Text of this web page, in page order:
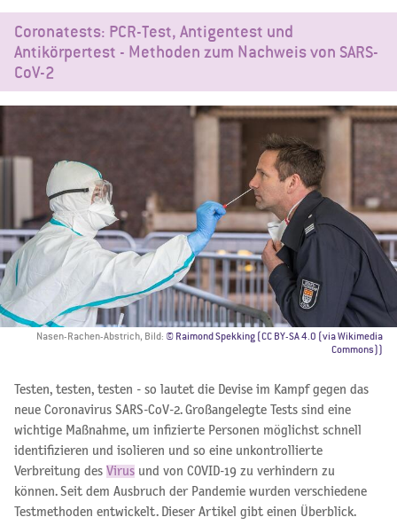
Coronatests: PCR-Test, Antigentest und
Antikörpertest - Methoden zum Nachweis von SARS-
CoV-2
Nasen-Rachen-Abstrich, Bild: © Raimond Spekking (CC BY-SA 4.0 (via Wikimedia
Commons))
Testen, testen, testen - so lautet die Devise im Kampf gegen das
neue Coronavirus SARS-CoV-2. Großangelegte Tests sind eine
wichtige Maßnahme, um infizierte Personen möglichst schnell
identifizieren und isolieren und so eine unkontrollierte
Verbreitung des Virus und von COVID-19 zu verhindern zu
können. Seit dem Ausbruch der Pandemie wurden verschiedene
Testmethoden entwickelt. Dieser Artikel gibt einen Überblick.